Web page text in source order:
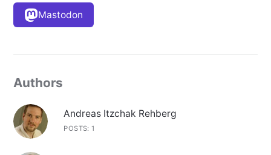
Mastodon
Authors
Andreas Itzchak Rehberg
POSTS: 1